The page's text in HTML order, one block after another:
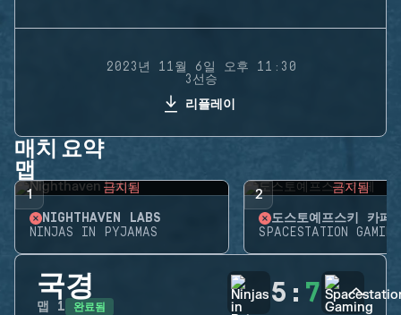
2023년 11월 6일 오후 11:30
3선승
리플레이
매치 요약
맵
1 금지됨
NIGHTHAVEN LABS
NINJAS IN PYJAMAS
2 금지됨
도스토예프스키 카페
SPACESTATION GAMING
국경
맵 1 완료됨 5 : 7